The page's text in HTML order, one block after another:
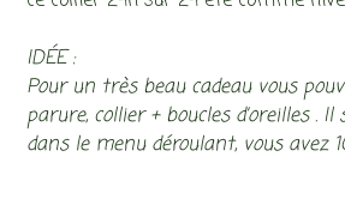
IDÉE :
Pour un très beau cadeau vous
parure, collier + boucles d’oreilles .
dans le menu déroulant, vous avez